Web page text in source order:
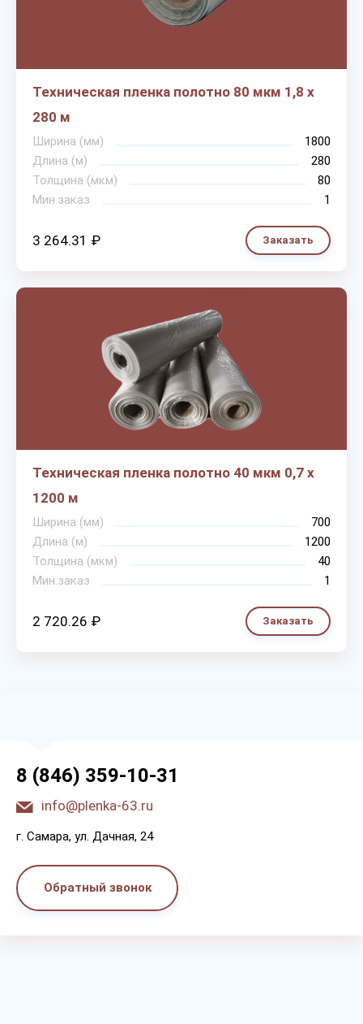
Техническая пленка полотно 80 мкм 1,8 х
280 м
Ширина (мм)
1800
Длина (м)
280
Толщина (мкм)
80
Мин.заказ
1
3 264.31 ₽ Заказать
Техническая пленка полотно 40 мкм 0,7 х
1200 м
Ширина (мм)
700
Длина (м)
1200
Толщина (мкм)
40
Мин.заказ
1
2 720.26 ₽ Заказать
8 (846) 359-10-31
info@plenka-63.ru
г. Самара, ул. Дачная, 24
Обратный звонок